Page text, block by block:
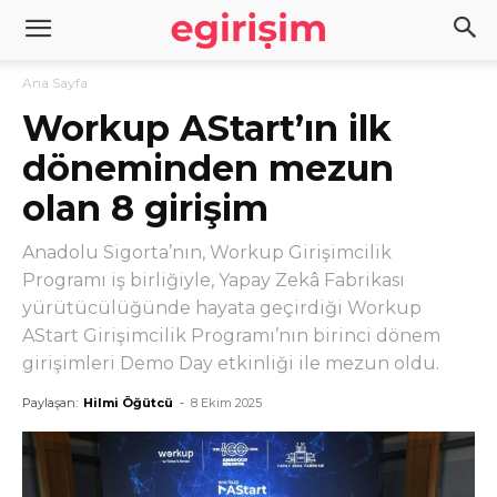
Ana Sayfa
Workup AStart’ın ilk
döneminden mezun
olan 8 girişim
Anadolu Sigorta’nın, Workup Girişimcilik
Programı iş birliğiyle, Yapay Zekâ Fabrikası
yürütücülüğünde hayata geçirdiği Workup
AStart Girişimcilik Programı’nın birinci dönem
girişimleri Demo Day etkinliği ile mezun oldu.
Paylaşan: Hilmi Öğütcü - 8 Ekim 2025